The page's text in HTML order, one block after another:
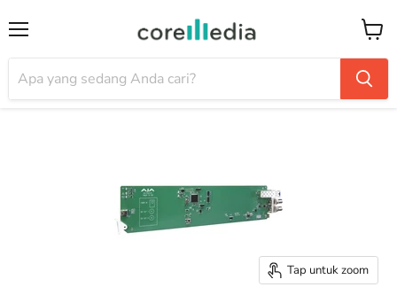
Tap untuk zoom